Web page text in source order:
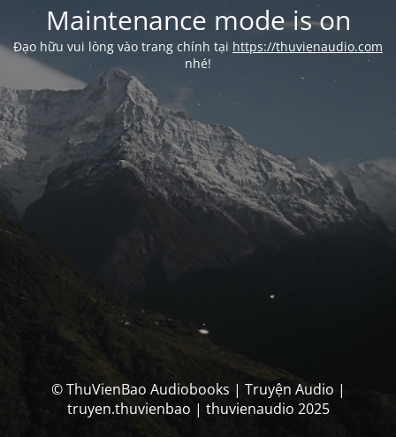
Maintenance mode is on
Đạo hữu vui lòng vào trang chính tại https://thuvienaudio.com
nhé!
© ThuVienBao Audiobooks | Truyện Audio |
truyen.thuvienbao | thuvienaudio 2025